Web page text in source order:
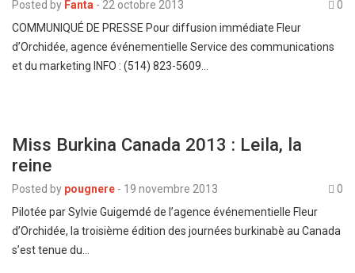
Posted by Fanta - 22 octobre 2013
0
COMMUNIQUÉ DE PRESSE Pour diffusion immédiate Fleur
d’Orchidée, agence événementielle Service des communications
et du marketing INFO : (514) 823-5609…
Miss Burkina Canada 2013 : Leila, la
reine
Posted by pougnere - 19 novembre 2013
0
Pilotée par Sylvie Guigemdé de l’agence événementielle Fleur
d’Orchidée, la troisième édition des journées burkinabè au Canada
s’est tenue du…